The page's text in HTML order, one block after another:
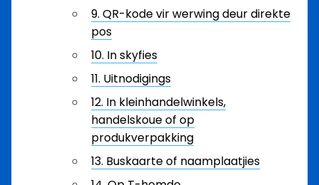
9. QR-kode vir werwing deur direkte
pos
10. In skyfies
11. Uitnodigings
12. In kleinhandelwinkels,
handelskoue of op
produkverpakking
13. Buskaarte of naamplaatjies